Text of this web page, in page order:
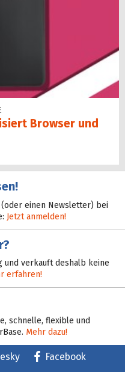
Browser und
einen Newsletter) bei
Jetzt anmelden!
und verkauft deshalb keine
erfahren!
schnelle, flexible und
Mehr dazu!
Facebook